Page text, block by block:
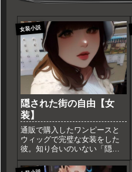
女装小説
隠された街の自由【女
装】
通販で購入したワンピースと
ウィッグで完璧な女装をした
彼。知り合いのいない「隠さ
れた街」への電車に乗り込
む。視線への恐怖を乗り越え